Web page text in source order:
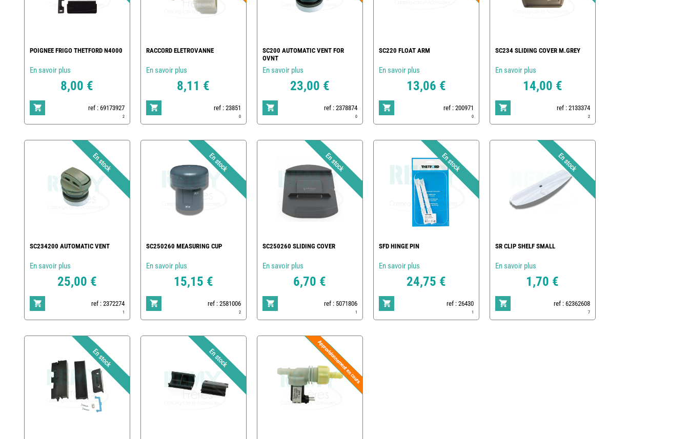
POIGNEE FRIGO THETFORD N4000
En savoir plus
8,00 €
ref : 69173927
2
RACCORD ELETROVANNE
En savoir plus
8,11 €
ref : 23851
0
SC200 AUTOMATIC VENT FOR
OVNT
En savoir plus
23,00 €
ref : 2378874
0
SC220 FLOAT ARM
En savoir plus
13,06 €
ref : 200971
0
SC234 SLIDING COVER M.GREY
En savoir plus
14,00 €
ref : 2133374
2
SC234200 AUTOMATIC VENT
En savoir plus
25,00 €
ref : 2372274
1
SC250260 MEASURING CUP
En savoir plus
15,15 €
ref : 2581006
2
SC250260 SLIDING COVER
En savoir plus
6,70 €
ref : 5071806
1
SFD HINGE PIN
En savoir plus
24,75 €
ref : 26430
1
SR CLIP SHELF SMALL
En savoir plus
1,70 €
ref : 62362608
7